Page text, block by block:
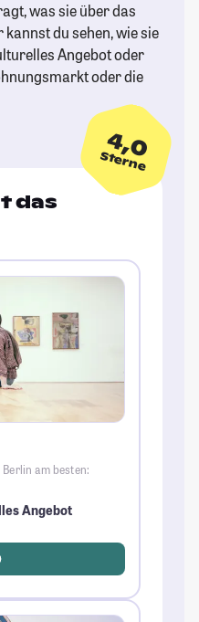
was sie über das
du sehen, wie sie
Angebot oder
oder die
4,0
Sterne
das
am besten:
Angebot